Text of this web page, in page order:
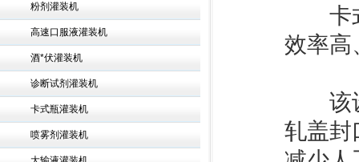
卡式
效率高
该设
轧盖封
粉剂灌装机
高速口服液灌装机
酒*伏灌装机
诊断试剂灌装机
卡式瓶灌装机
喷雾剂灌装机